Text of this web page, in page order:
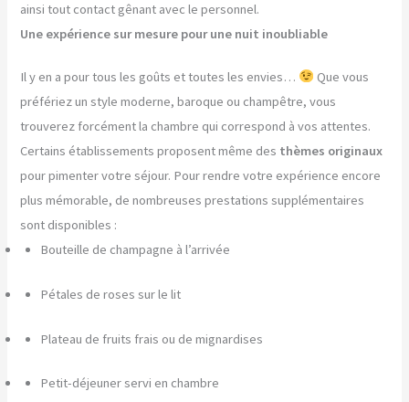
ainsi tout contact gênant avec le personnel.
Une expérience sur mesure pour une nuit inoubliable
Il y en a pour tous les goûts et toutes les envies…
Que vous
préfériez un style moderne, baroque ou champêtre, vous
trouverez forcément la chambre qui correspond à vos attentes.
Certains établissements proposent même des thèmes originaux
pour pimenter votre séjour. Pour rendre votre expérience encore
plus mémorable, de nombreuses prestations supplémentaires
sont disponibles :
Bouteille de champagne à l’arrivée
Pétales de roses sur le lit
Plateau de fruits frais ou de mignardises
Petit-déjeuner servi en chambre